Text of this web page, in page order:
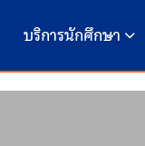
บริการนักศึกษา